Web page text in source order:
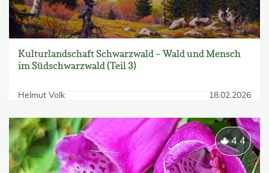
Kulturlandschaft Schwarzwald – Wald und Mensch
im Südschwarzwald (Teil 3)
Helmut Volk 18.02.2026
4.4